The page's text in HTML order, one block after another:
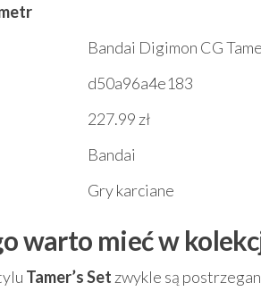
Bandai Digimon CG
d50a96a4e183
227.99 zł
Bandai
Gry karciane
warto mieć w
Tamer’s Set zwykle są